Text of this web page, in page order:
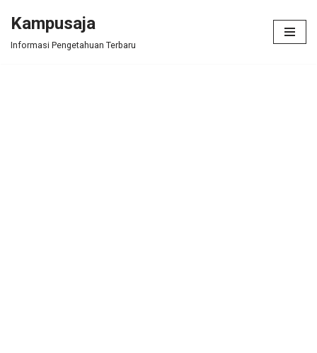
Skip
Kampusaja
Informasi Pengetahuan Terbaru